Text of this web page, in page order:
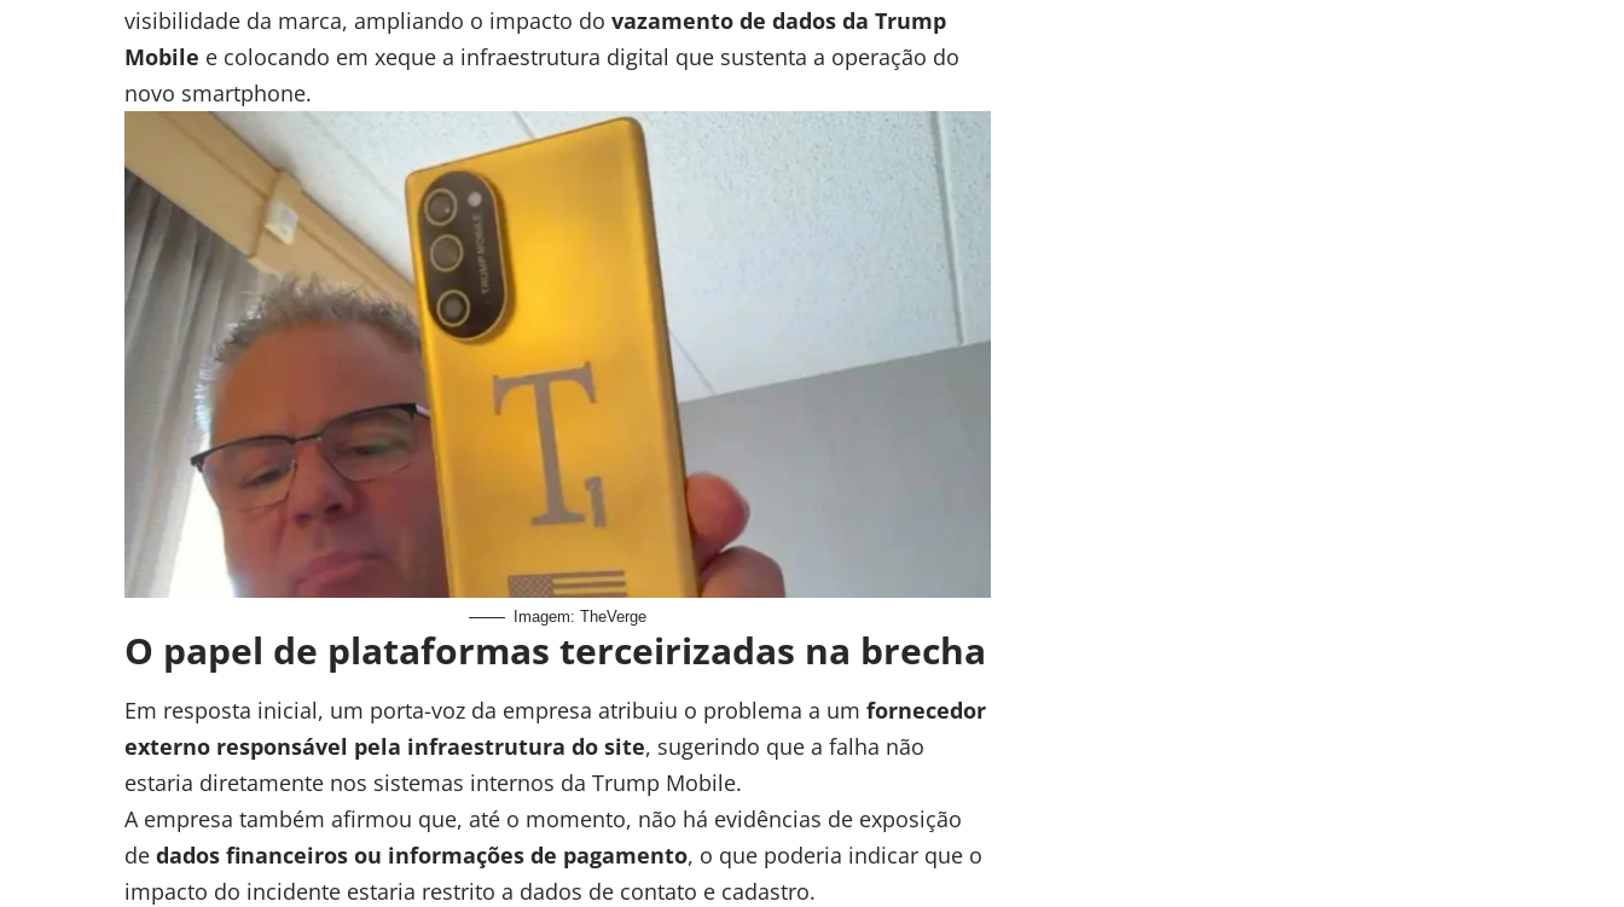
visibilidade da marca, ampliando o impacto do vazamento de dados da Trump
Mobile e colocando em xeque a infraestrutura digital que sustenta a operação do
novo smartphone.
Imagem: TheVerge
O papel de plataformas terceirizadas na brecha
Em resposta inicial, um porta-voz da empresa atribuiu o problema a um fornecedor
externo responsável pela infraestrutura do site, sugerindo que a falha não
estaria diretamente nos sistemas internos da Trump Mobile.
A empresa também afirmou que, até o momento, não há evidências de exposição
de dados financeiros ou informações de pagamento, o que poderia indicar que o
impacto do incidente estaria restrito a dados de contato e cadastro.